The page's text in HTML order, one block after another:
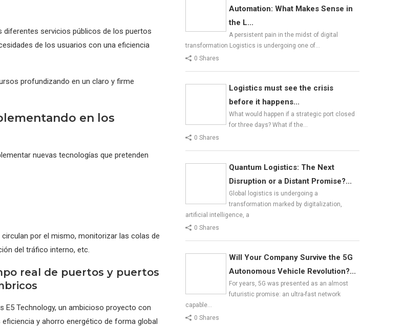
servicios públicos de los puertos
de los usuarios con una eficiencia
profundizando en un claro y firme
en los
nuevas tecnologías que pretenden
por el mismo, monitorizar las colas de
del tráfico interno, etc.
real de puertos y puertos
E5 Technology, un ambicioso proyecto con
y ahorro energético de forma global
Automation: What Makes Sense in
the L...
A persistent pain in the midst of digital
transformation Logistics is undergoing one of…
0 Shares
Logistics must see the crisis
before it happens...
What would happen if a strategic port closed
for three days? What if the…
0 Shares
Quantum Logistics: The Next
Disruption or a Distant Promise?...
Global logistics is undergoing a
transformation marked by digitalization,
artificial intelligence, a
0 Shares
Will Your Company Survive the 5G
Autonomous Vehicle Revolution?...
For years, 5G was presented as an almost
futuristic promise: an ultra-fast network
capable…
0 Shares